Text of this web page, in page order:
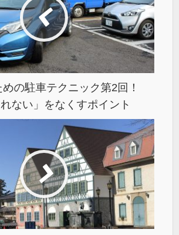
の駐車テクニック第2回！
れない」をなくすポイント